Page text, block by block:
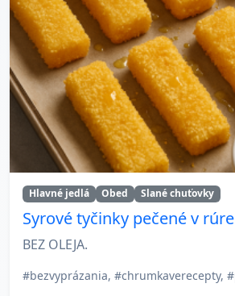
Hlavné jedlá Obed Slané chuťovky
Syrové tyčinky pečené v rúre
BEZ OLEJA.